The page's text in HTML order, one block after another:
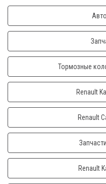
Тормозные
Renault
Renault
Renault